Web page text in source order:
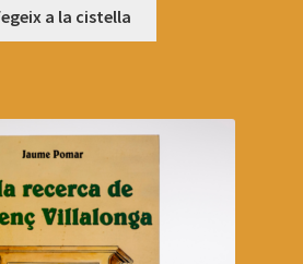
a la cistella